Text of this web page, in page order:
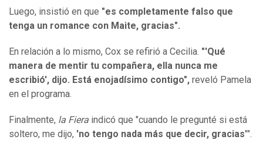
Luego, insistió en que "es completamente falso que
tenga un romance con Maite, gracias".
En relación a lo mismo, Cox se refirió a Cecilia. "'Qué
manera de mentir tu compañera, ella nunca me
escribió', dijo. Está enojadísimo contigo", reveló Pamela
en el programa.
Finalmente, la Fiera indicó que "cuando le pregunté si está
soltero, me dijo, 'no tengo nada más que decir, gracias'".